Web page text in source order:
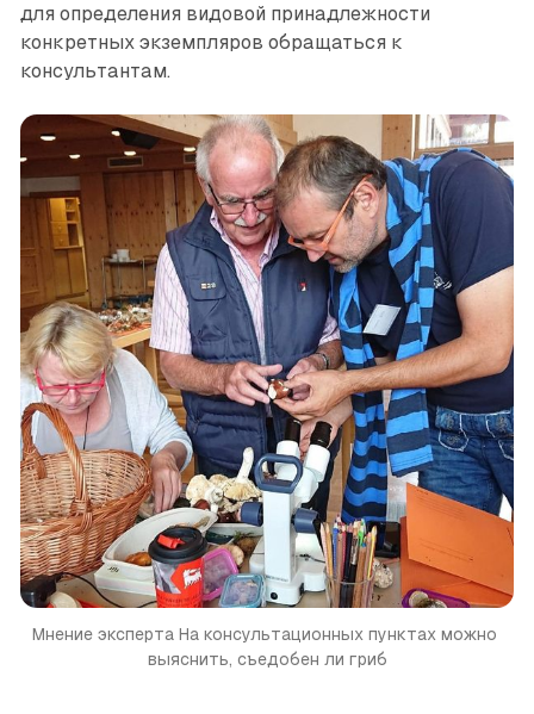
для определения видовой принадлежности
конкретных экземпляров обращаться к
консультантам.
Мнение эксперта На консультационных пунктах можно
выяснить, съедобен ли гриб